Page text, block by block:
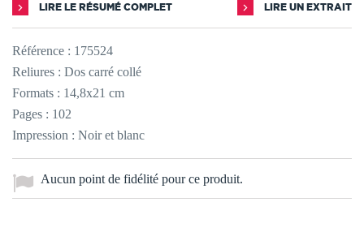
LIRE LE RÉSUMÉ COMPLET LIRE UN EXTRAIT
Référence : 175524
Reliures : Dos carré collé
Formats : 14,8x21 cm
Pages : 102
Impression : Noir et blanc
Aucun point de fidélité pour ce produit.